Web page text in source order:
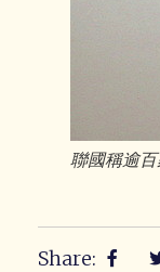
聯國稱逾
Share: